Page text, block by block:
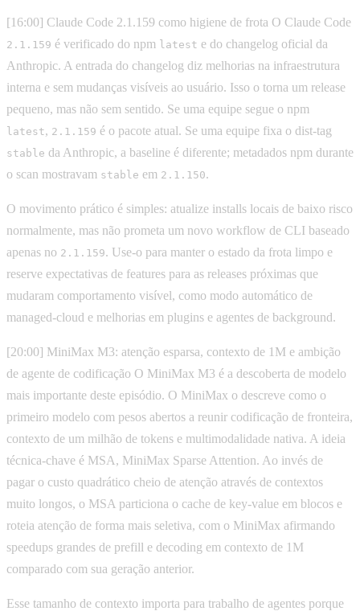
[16:00] Claude Code 2.1.159 como higiene de frota O Claude Code
2.1.159 é verificado do npm latest e do changelog oficial da
Anthropic. A entrada do changelog diz melhorias na infraestrutura
interna e sem mudanças visíveis ao usuário. Isso o torna um release
pequeno, mas não sem sentido. Se uma equipe segue o npm
latest, 2.1.159 é o pacote atual. Se uma equipe fixa o dist-tag
stable da Anthropic, a baseline é diferente; metadados npm durante
o scan mostravam stable em 2.1.150.
O movimento prático é simples: atualize installs locais de baixo risco
normalmente, mas não prometa um novo workflow de CLI baseado
apenas no 2.1.159. Use-o para manter o estado da frota limpo e
reserve expectativas de features para as releases próximas que
mudaram comportamento visível, como modo automático de
managed-cloud e melhorias em plugins e agentes de background.
[20:00] MiniMax M3: atenção esparsa, contexto de 1M e ambição
de agente de codificação O MiniMax M3 é a descoberta de modelo
mais importante deste episódio. O MiniMax o descreve como o
primeiro modelo com pesos abertos a reunir codificação de fronteira,
contexto de um milhão de tokens e multimodalidade nativa. A ideia
técnica-chave é MSA, MiniMax Sparse Attention. Ao invés de
pagar o custo quadrático cheio de atenção através de contextos
muito longos, o MSA particiona o cache de key-value em blocos e
roteia atenção de forma mais seletiva, com o MiniMax afirmando
speedups grandes de prefill e decoding em contexto de 1M
comparado com sua geração anterior.
Esse tamanho de contexto importa para trabalho de agentes porque